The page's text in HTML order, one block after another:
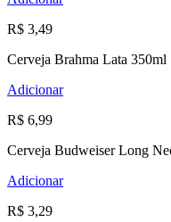
R$ 3,49
Cerveja Brahma Lata 350ml
Adicionar
R$ 6,99
Cerveja Budweiser Long
Adicionar
R$ 3,29